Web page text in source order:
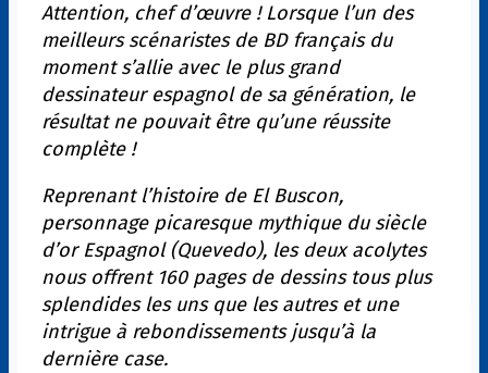
Attention, chef d’œuvre ! Lorsque l’un des
meilleurs scénaristes de BD français du
moment s’allie avec le plus grand
dessinateur espagnol de sa génération, le
résultat ne pouvait être qu’une réussite
complète !
Reprenant l’histoire de El Buscon,
personnage picaresque mythique du siècle
d’or Espagnol (Quevedo), les deux acolytes
nous offrent 160 pages de dessins tous plus
splendides les uns que les autres et une
intrigue à rebondissements jusqu’à la
dernière case.